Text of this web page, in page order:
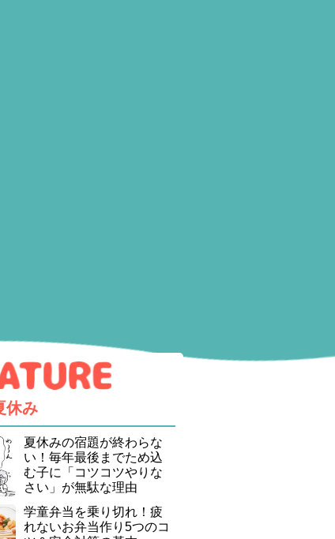
休み
夏休みの宿題が終わらな
い！毎年最後までため込
む子に「コツコツやりな
さい」が無駄な理由
学童弁当を乗り切れ！疲
れないお弁当作り5つのコ